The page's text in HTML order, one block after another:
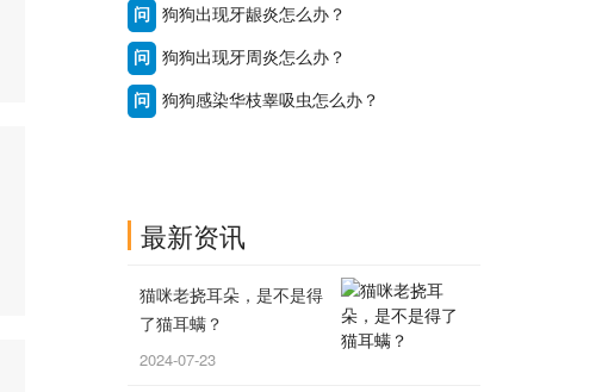
问 狗狗出现牙龈炎怎么办？
问 狗狗出现牙周炎怎么办？
问 狗狗感染华枝睾吸虫怎么办？
最新资讯
猫咪老挠耳朵，是不是得
了猫耳螨？
2024-07-23